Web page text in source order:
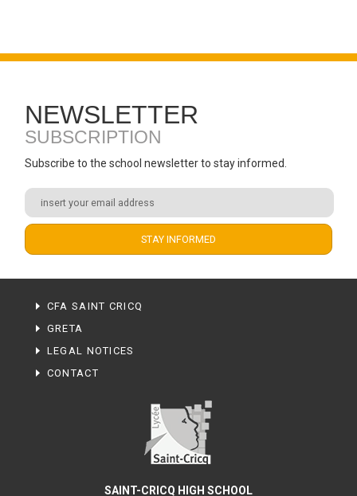
NEWSLETTER
SUBSCRIPTION
Subscribe to the school newsletter to stay informed.
CFA SAINT CRICQ
GRETA
LEGAL NOTICES
CONTACT
SAINT-CRICQ HIGH SCHOOL